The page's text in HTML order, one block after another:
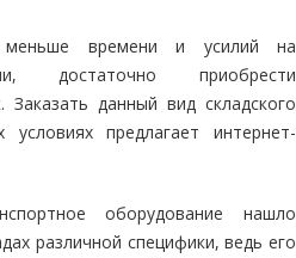
времени и усилий на
достаточно приобрести
Заказать данный вид складского
предлагает интернет-
оборудование нашло
различной специфики, ведь его